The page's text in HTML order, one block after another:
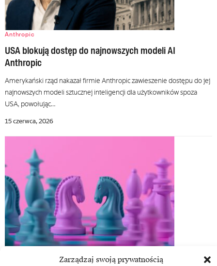
Zarządzaj swoją prywatnością
Anthropic
USA blokują dostęp do najnowszych modeli AI
Anthropic
Amerykański rząd nakazał firmie Anthropic zawieszenie dostępu do jej
najnowszych modeli sztucznej inteligencji dla użytkowników spoza
USA, powołując…
15 czerwca, 2026